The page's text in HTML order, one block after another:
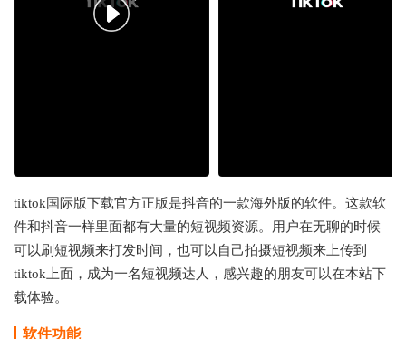
tiktok国际版下载官方正版是抖音的一款海外版的软件。这款软
件和抖音一样里面都有大量的短视频资源。用户在无聊的时候
可以刷短视频来打发时间，也可以自己拍摄短视频来上传到
tiktok上面，成为一名短视频达人，感兴趣的朋友可以在本站下
载体验。
软件功能